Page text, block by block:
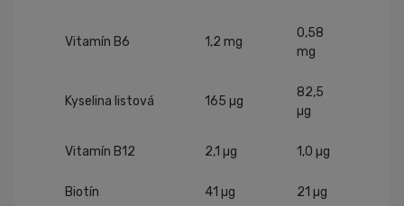
Vitamín B6 1,2 mg
0,58
mg
Kyselina listová 165 µg
82,5
µg
Vitamín B12 2,1 µg 1,0 µg
Biotín 41 µg 21 µg